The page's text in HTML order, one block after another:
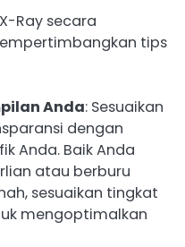
Ray secara
tips
Anda: Sesuaikan
dengan
Anda. Baik Anda
atau berburu
sesuaikan tingkat
mengoptimalkan